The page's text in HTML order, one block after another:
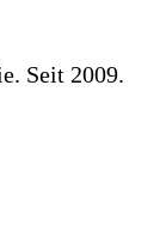
Seit 2009.